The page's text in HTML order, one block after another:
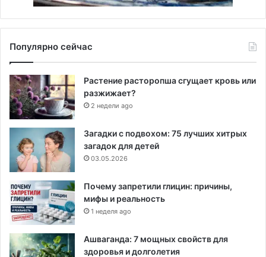
Популярно сейчас
Растение расторопша сгущает кровь или
разжижает?
2 недели ago
Загадки с подвохом: 75 лучших хитрых
загадок для детей
03.05.2026
Почему запретили глицин: причины,
мифы и реальность
1 неделя ago
Ашваганда: 7 мощных свойств для
здоровья и долголетия